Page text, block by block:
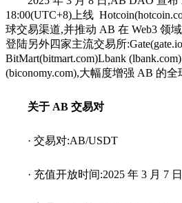
18:00(UTC+8)上线
球交易渠道,并推动 AB 在 Web3 领
登陆另外四家主流交易所
BitMart(bitmart.com)Lbank
(biconomy.com),大幅度增强 AB 的全
关于 AB 交易对
· 交易对:AB/USDT
· 充值开放时间:2025 年 3 月 7